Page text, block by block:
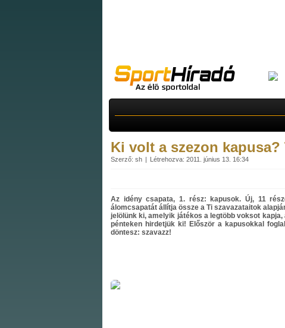
Ki volt a szezon kapusa?
Szerző: sh Létrehozva: 2011. június 13. 16:34
Az idény csapata, 1. rész: kapusok. Új, 11
álomcsapatát állítja össze a Ti szavazataitok
jelölünk ki, amelyik játékos a legtöbb voksot
pénteken hirdetjük ki! Először a kapusokkal
döntesz: szavazz!